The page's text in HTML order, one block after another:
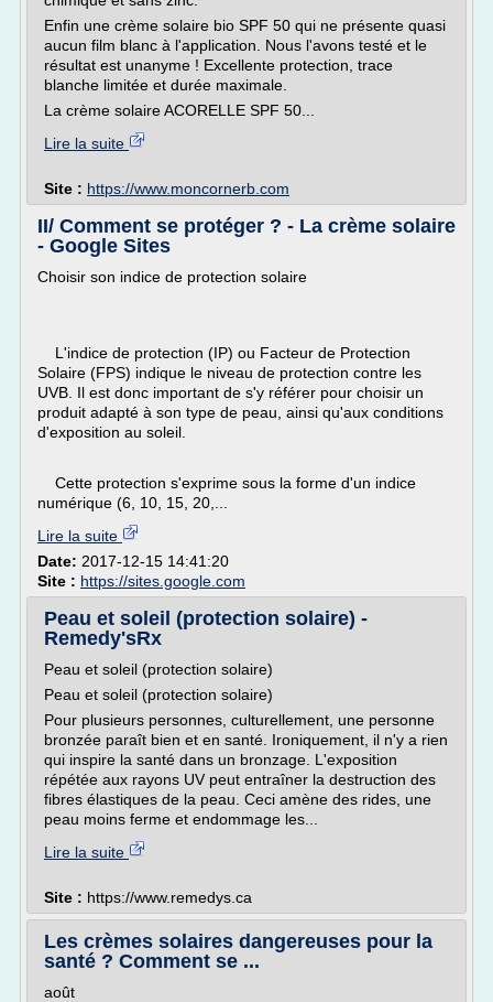
Enfin une crème solaire bio SPF 50 qui ne présente quasi
aucun film blanc à l'application. Nous l'avons testé et le
résultat est unanyme ! Excellente protection, trace
blanche limitée et durée maximale.
La crème solaire ACORELLE SPF 50...
Lire la suite
Site : https://www.moncornerb.com
II/ Comment se protéger ? - La crème solaire
- Google Sites
Choisir son indice de protection solaire
L'indice de protection (IP) ou Facteur de Protection
Solaire (FPS) indique le niveau de protection contre les
UVB. Il est donc important de s'y référer pour choisir un
produit adapté à son type de peau, ainsi qu'aux conditions
d'exposition au soleil.
Cette protection s'exprime sous la forme d'un indice
numérique (6, 10, 15, 20,...
Lire la suite
Date: 2017-12-15 14:41:20
Site : https://sites.google.com
Peau et soleil (protection solaire) -
Remedy'sRx
Peau et soleil (protection solaire)
Peau et soleil (protection solaire)
Pour plusieurs personnes, culturellement, une personne
bronzée paraît bien et en santé. Ironiquement, il n'y a rien
qui inspire la santé dans un bronzage. L'exposition
répétée aux rayons UV peut entraîner la destruction des
fibres élastiques de la peau. Ceci amène des rides, une
peau moins ferme et endommage les...
Lire la suite
Site : https://www.remedys.ca
Les crèmes solaires dangereuses pour la
santé ? Comment se ...
août